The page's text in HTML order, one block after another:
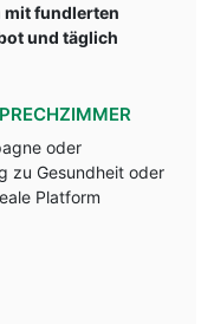
mit fundlerten
und täglich
oder
zu Gesundheit oder
Platform